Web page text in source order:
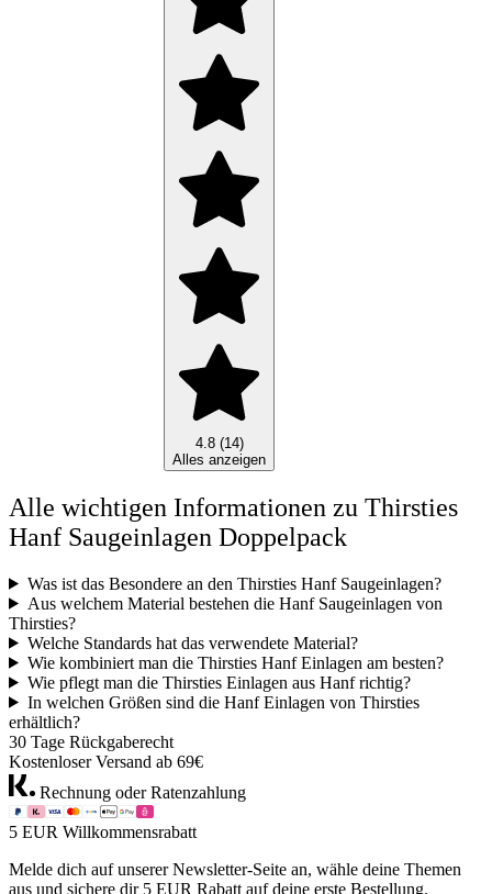
4.8 (14)
Alles anzeigen
Alle wichtigen Informationen zu Thirsties
Hanf Saugeinlagen Doppelpack
Was ist das Besondere an den Thirsties Hanf Saugeinlagen?
Aus welchem Material bestehen die Hanf Saugeinlagen von
Thirsties?
Welche Standards hat das verwendete Material?
Wie kombiniert man die Thirsties Hanf Einlagen am besten?
Wie pflegt man die Thirsties Einlagen aus Hanf richtig?
In welchen Größen sind die Hanf Einlagen von Thirsties
erhältlich?
30 Tage Rückgaberecht
Kostenloser Versand ab 69€
Rechnung oder Ratenzahlung
5 EUR Willkommensrabatt
Melde dich auf unserer Newsletter-Seite an, wähle deine Themen
aus und sichere dir 5 EUR Rabatt auf deine erste Bestellung.